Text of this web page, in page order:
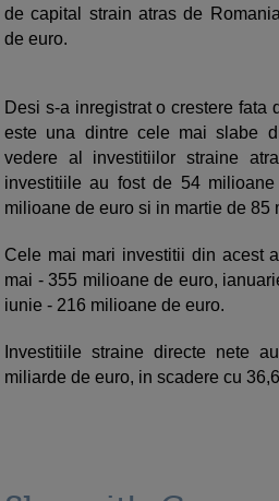
de capital strain atras de
de euro.
Desi s-a inregistrat o crestere fata
este una dintre cele mai slabe
vedere al investitiilor straine
investitiile au fost de 54
milioane de euro si in martie de 85
Cele mai mari investitii din acest
mai - 355 milioane de euro,
iunie - 216 milioane de euro.
Investitiile straine directe nete
miliarde de euro, in scadere cu